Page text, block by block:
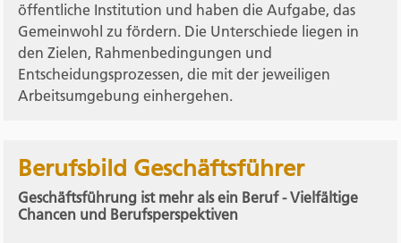
öffentliche Institution und haben die Aufgabe, das
Gemeinwohl zu fördern. Die Unterschiede liegen in
den Zielen, Rahmenbedingungen und
Entscheidungsprozessen, die mit der jeweiligen
Arbeitsumgebung einhergehen.
Berufsbild Geschäftsführer
Geschäftsführung ist mehr als ein Beruf - Vielfältige
Chancen und Berufsperspektiven